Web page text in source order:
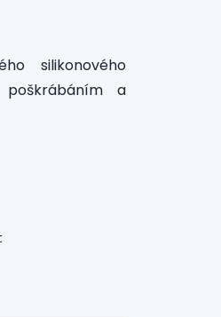
silikonového
a